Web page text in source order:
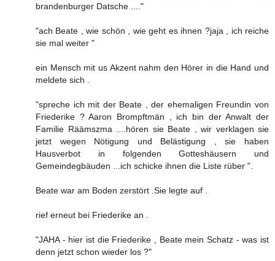
brandenburger Datsche ...."
"ach Beate , wie schön , wie geht es ihnen ?jaja , ich reiche
sie mal weiter "
ein Mensch mit us Akzent nahm den Hörer in die Hand und
meldete sich .
"spreche ich mit der Beate , der ehemaligen Freundin von
Friederike ? Aaron Brompftmän , ich bin der Anwalt der
Familie Räämszma ....hören sie Beate , wir verklagen sie
jetzt wegen Nötigung und Belästigung , sie haben
Hausverbot in folgenden Gotteshäusern und
Gemeindegbäuden ...ich schicke ihnen die Liste rüber ".
Beate war am Boden zerstört .Sie legte auf .
rief erneut bei Friederike an .
"JAHA - hier ist die Friederike , Beate mein Schatz - was ist
denn jetzt schon wieder los ?"